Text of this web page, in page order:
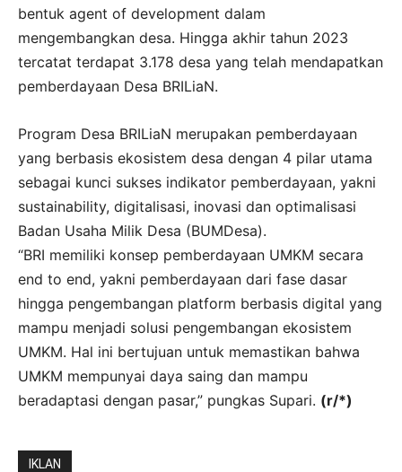
bentuk agent of development dalam
mengembangkan desa. Hingga akhir tahun 2023
tercatat terdapat 3.178 desa yang telah mendapatkan
pemberdayaan Desa BRILiaN.
Program Desa BRILiaN merupakan pemberdayaan
yang berbasis ekosistem desa dengan 4 pilar utama
sebagai kunci sukses indikator pemberdayaan, yakni
sustainability, digitalisasi, inovasi dan optimalisasi
Badan Usaha Milik Desa (BUMDesa).
“BRI memiliki konsep pemberdayaan UMKM secara
end to end, yakni pemberdayaan dari fase dasar
hingga pengembangan platform berbasis digital yang
mampu menjadi solusi pengembangan ekosistem
UMKM. Hal ini bertujuan untuk memastikan bahwa
UMKM mempunyai daya saing dan mampu
beradaptasi dengan pasar,” pungkas Supari. (r/*)
IKLAN